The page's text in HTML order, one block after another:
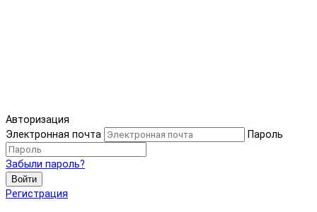
Авторизация
Электронная почта
Пароль
Забыли пароль?
Войти
Регистрация